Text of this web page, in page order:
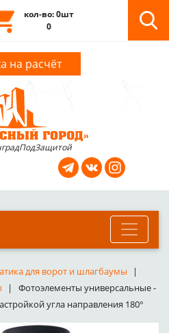
кол-во: 0шт
0
на расчёт
для ворот и шлагбаумы
Фотоэлементы универсальные -
угла направления 180°